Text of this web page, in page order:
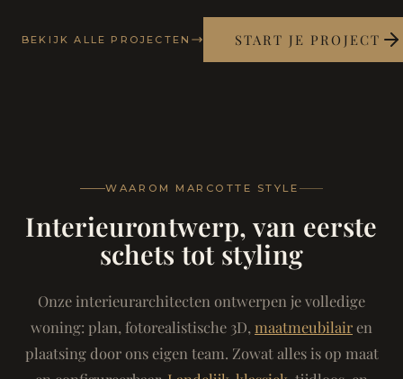
BEKIJK ALLE PROJECTEN START JE PROJECT
WAAROM MARCOTTE STYLE
Interieurontwerp, van eerste
schets tot styling
Onze interieurarchitecten ontwerpen je volledige
woning: plan, fotorealistische 3D, maatmeubilairen
plaatsing door ons eigen team. Zowat alles is op maat